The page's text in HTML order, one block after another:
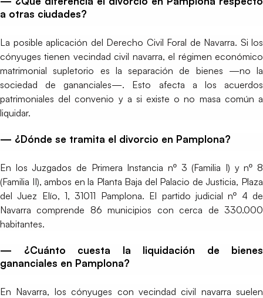
a otras ciudades?
La posible aplicación del Derecho Civil Foral de Navarra. Si los
cónyuges tienen vecindad civil navarra, el régimen económico
matrimonial supletorio es la separación de bienes —no la
sociedad de gananciales—. Esto afecta a los acuerdos
patrimoniales del convenio y a si existe o no masa común a
liquidar.
— ¿Dónde se tramita el divorcio en Pamplona?
En los Juzgados de Primera Instancia nº 3 (Familia I) y nº 8
(Familia II), ambos en la Planta Baja del Palacio de Justicia, Plaza
del Juez Elío, 1, 31011 Pamplona. El partido judicial nº 4 de
Navarra comprende 86 municipios con cerca de 330.000
habitantes.
— ¿Cuánto cuesta la liquidación de bienes
gananciales en Pamplona?
En Navarra, los cónyuges con vecindad civil navarra suelen